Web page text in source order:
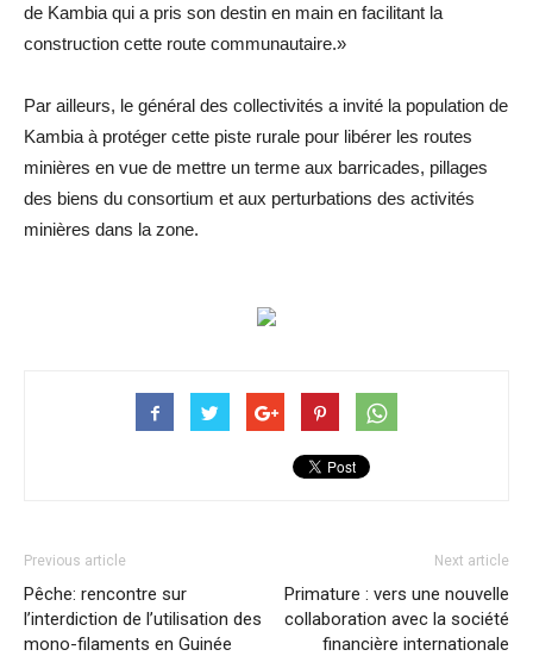
de Kambia qui a pris son destin en main en facilitant la
construction cette route communautaire.»
Par ailleurs, le général des collectivités a invité la population de
Kambia à protéger cette piste rurale pour libérer les routes
minières en vue de mettre un terme aux barricades, pillages
des biens du consortium et aux perturbations des activités
minières dans la zone.
Previous article
Pêche: rencontre sur
l’interdiction de l’utilisation des
mono-filaments en Guinée
Next article
Primature : vers une nouvelle
collaboration avec la société
financière internationale